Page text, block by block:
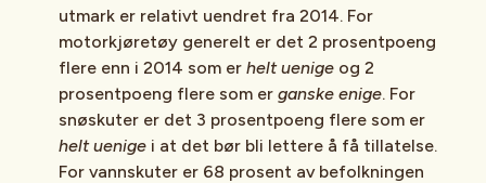
utmark er relativt uendret fra 2014. For
motorkjøretøy generelt er det 2 prosentpoeng
flere enn i 2014 som er helt uenige og 2
prosentpoeng flere som er ganske enige. For
snøskuter er det 3 prosentpoeng flere som er
helt uenige i at det bør bli lettere å få tillatelse.
For vannskuter er 68 prosent av befolkningen